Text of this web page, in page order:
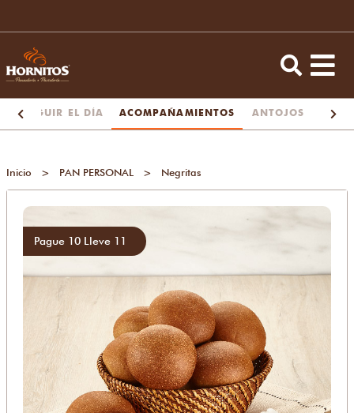
SEGUIR EL DÍA ACOMPAÑAMIENTOS ANTOJOS
Inicio > PAN PERSONAL > Negritas
Pague 10 Lleve 11